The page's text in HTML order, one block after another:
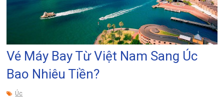
Vé Máy Bay Từ Việt Nam Sang Úc
Bao Nhiêu Tiền?
Úc